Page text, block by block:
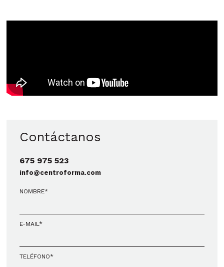
Contáctanos
675 975 523
info@centroforma.com
NOMBRE*
E-MAIL*
TELÉFONO*